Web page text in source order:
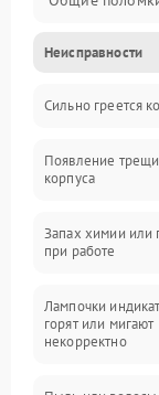
Проблемы с
Батарея
Неисправности
Сильно греется
Появление
корпуса
Запах химии или
при работе
Лампочки
горят или мигают
некорректно